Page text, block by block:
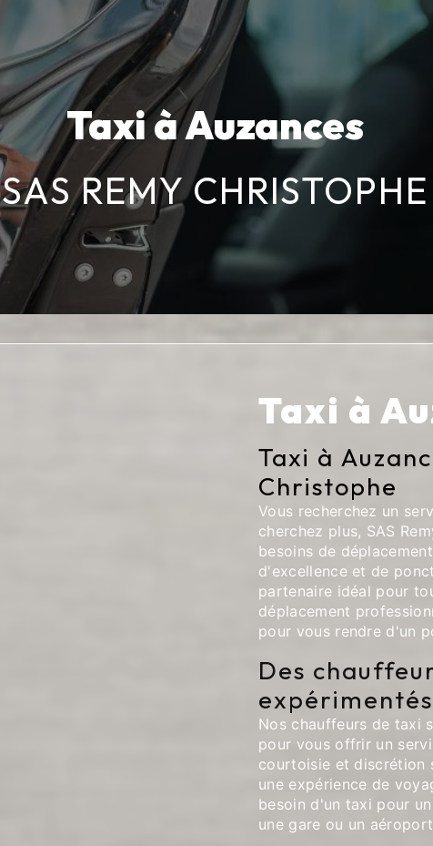
Taxi à Auzances
SAS REMY CHRISTOPHE
Taxi à
Taxi à
Christophe
Vous recherchez un
cherchez plus, SAS
besoins de
d'excellence et de
partenaire idéal pour
déplacement
pour vous rendre d'un
Des
expérimentés
Nos chauffeurs de taxi
pour vous offrir un
courtoisie et discrétion
une expérience de
besoin d'un taxi pour
une gare ou un